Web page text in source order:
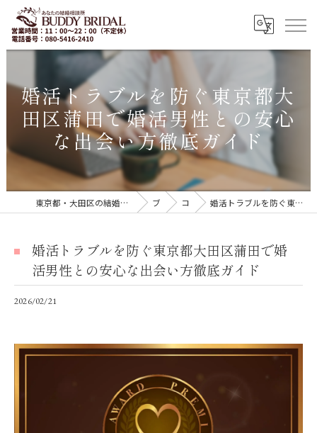
婚活トラブルを防ぐ東京都大
田区蒲田で婚活男性との安心
な出会い方徹底ガイド
東京都・大田区の結婚相談所｜再婚・20代30代の婚活なら「BUDDY BRIDAL 東京」 ブログ コラム 婚活トラブルを防ぐ東京都大田区蒲田で婚活男性との安心な出会い方徹底ガイド
婚活トラブルを防ぐ東京都大田区蒲田で婚
活男性との安心な出会い方徹底ガイド
2026/02/21